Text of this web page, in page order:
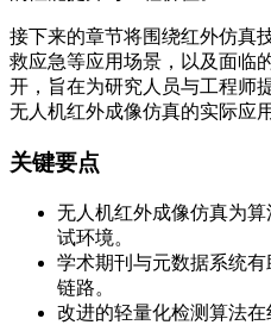
接下来的章节将围绕红外仿真
救应急等应用场景，以及面临
开，旨在为研究人员与工程师
无人机红外成像仿真的实际应
关键要点
无人机红外成像仿真为
试环境。
学术期刊与元数据系统
链路。
改进的轻量化检测算法